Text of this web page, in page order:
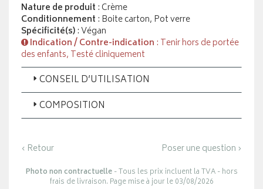
Nature de produit : Crème
Conditionnement : Boite carton, Pot verre
Spécificité(s): Végan
Indication / Contre-indication : Tenir hors de portée
des enfants, Testé cliniquement
CONSEIL D’UTILISATION
COMPOSITION
‹ Retour Poser une question ›
Photo non contractuelle- Tous les prix incluent la TVA - hors
frais de livraison. Page mise à jour le 03/08/2026